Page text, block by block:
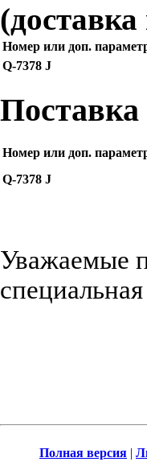
Номер или доп.
Q-7378 J
Поставка
Номер или доп.
Q-7378 J
Уважаемые
Полная версия |